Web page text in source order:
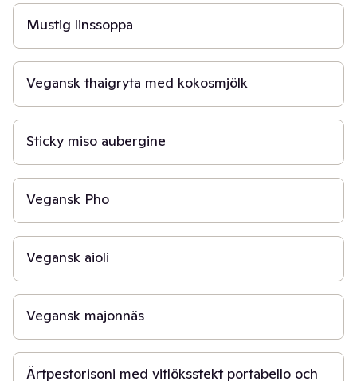
Mustig linssoppa
20 min
Vegansk thaigryta med kokosmjölk
20 min
Sticky miso aubergine
30 min
Vegansk Pho
10 min
Vegansk aioli
10 min
Vegansk majonnäs
30 min
Ärtpestorisoni med vitlöksstekt portabello och